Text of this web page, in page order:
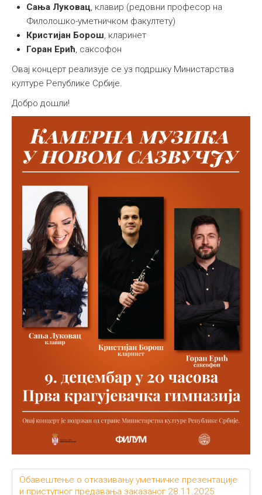
Сања Луковац, клавир (редовни професор на
Филолошко-уметничком факултету)
Кристијан Борош, кларинет
Горан Ерић, саксофон
Овај концерт реализује се уз подршку Министарства
културе Републике Србије.
Добро дошли!
Обавештење о отказивању уметничке презентације
и приступног предавања заказаног 28.11.2025